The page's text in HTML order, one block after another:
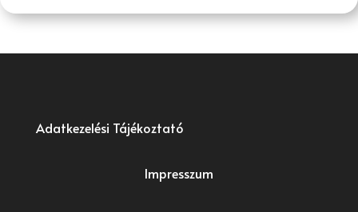
Adatkezelési Tájékoztató
Impresszum